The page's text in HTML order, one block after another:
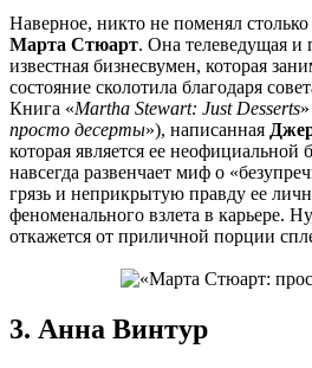
Наверное, никто не поменял столько
Марта Стюарт. Она телеведущая и
известная бизнесвумен, которая
состояние сколотила благодаря
Книга «Martha Stewart: Just Desserts
просто десерты»), написанная
которая является ее неофициальной
навсегда развенчает миф о
грязь и неприкрытую правду ее
феноменального взлета в карьере.
откажется от приличной порции
3. Анна Винтур